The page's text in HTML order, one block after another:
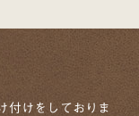
付けをしておりま